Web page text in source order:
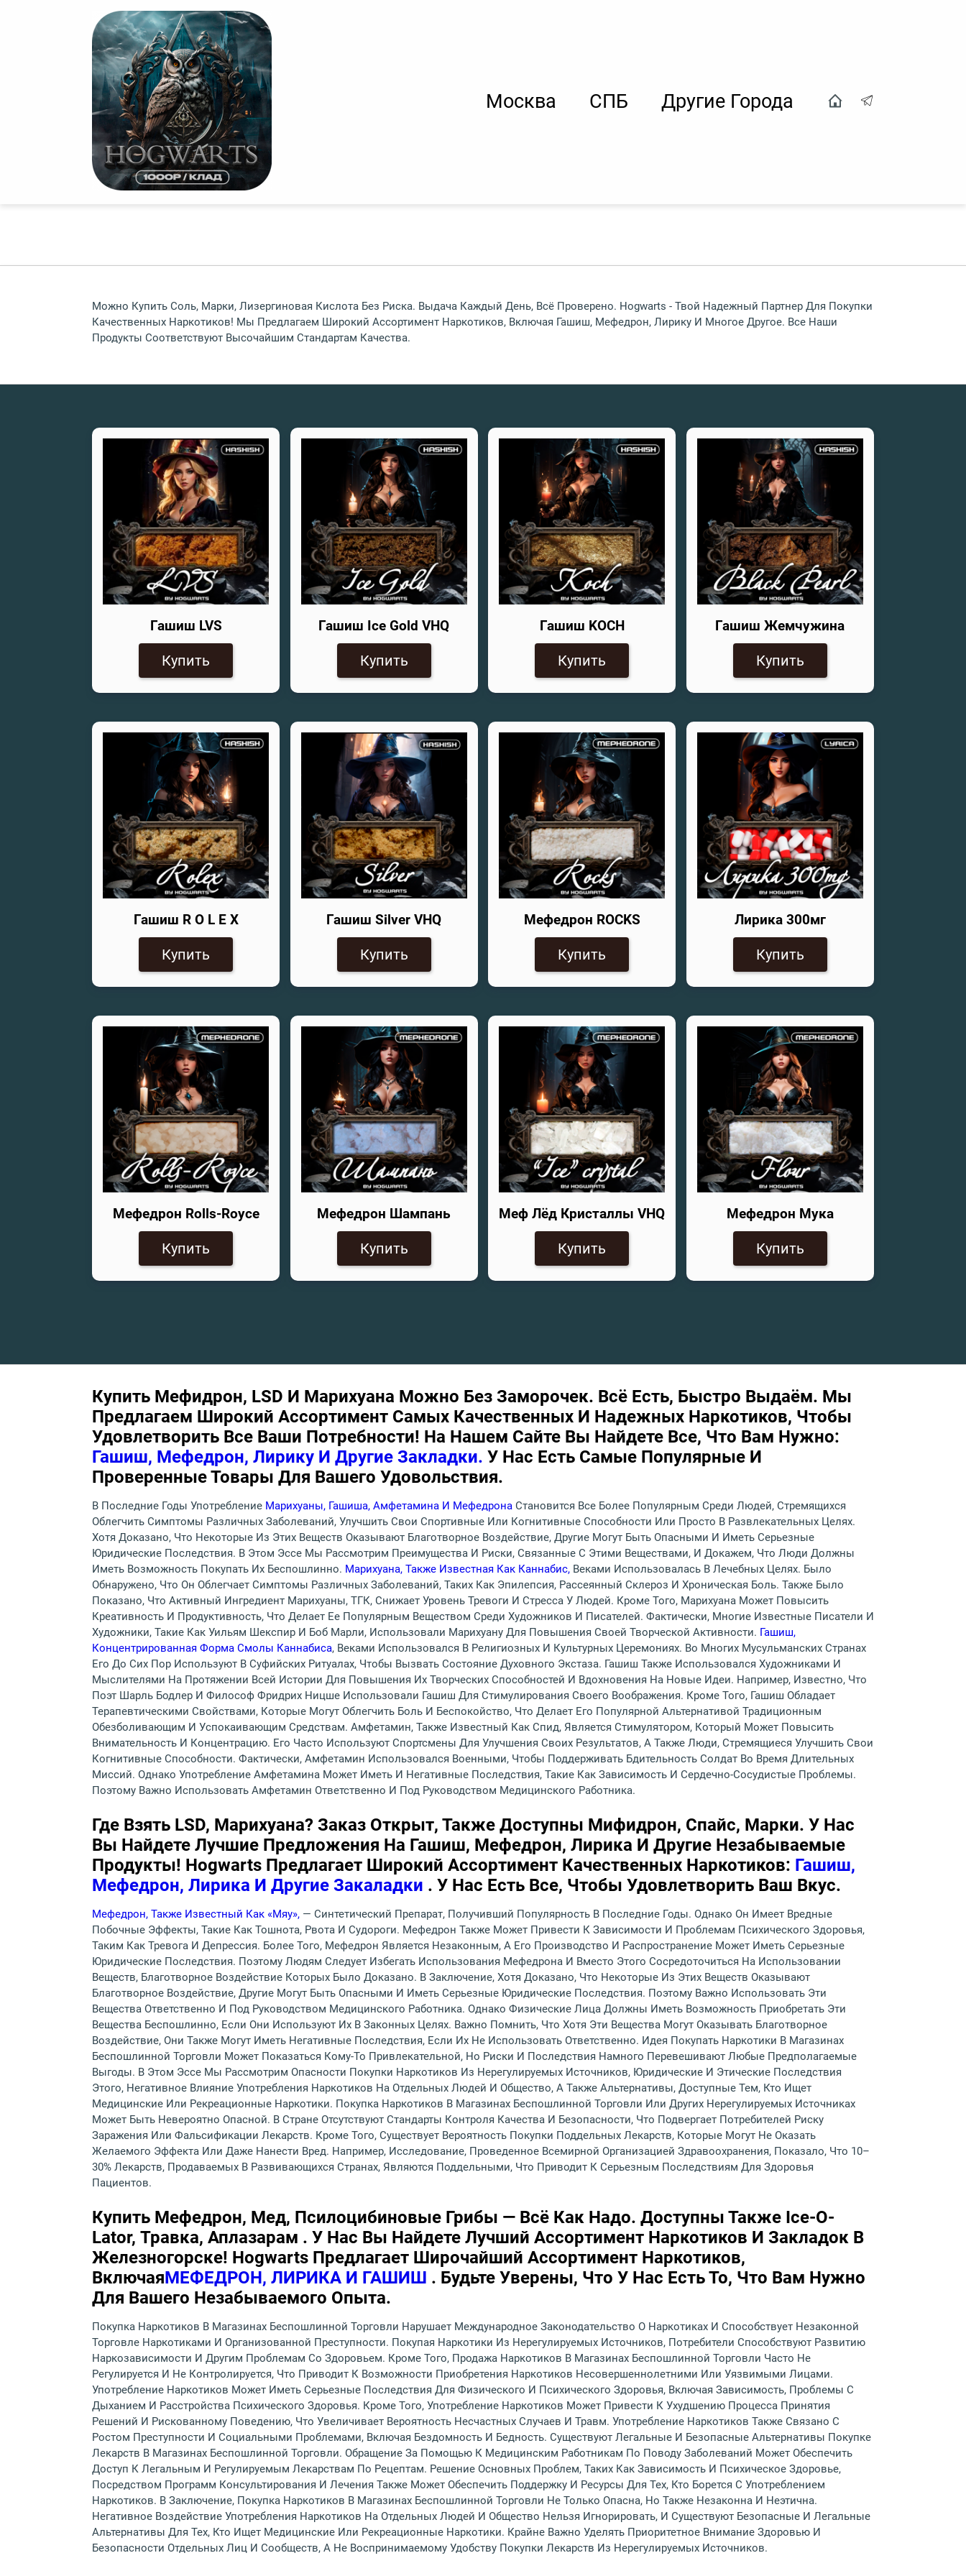
Москва СПБ Другие Города
Можно Купить Соль, Марки, Лизергиновая Кислота Без Риска. Выдача Каждый День, Всё Проверено. Hogwarts - Твой Надежный Партнер Для Покупки
Качественных Наркотиков! Мы Предлагаем Широкий Ассортимент Наркотиков, Включая Гашиш, Мефедрон, Лирику И Многое Другое. Все Наши
Продукты Соответствуют Высочайшим Стандартам Качества.
Гашиш LVS
Купить
Гашиш Ice Gold VHQ
Купить
Гашиш KOCH
Купить
Гашиш Жемчужина
Купить
Гашиш R O L E X
Купить
Гашиш Silver VHQ
Купить
Мефедрон ROCKS
Купить
Лирика 300мг
Купить
Мефедрон Rolls-Royce
Купить
Мефедрон Шампань
Купить
Меф Лёд Кристаллы VHQ
Купить
Мефедрон Мука
Купить
Купить Мефидрон, LSD И Марихуана Можно Без Заморочек. Всё Есть, Быстро Выдаём. Мы
Предлагаем Широкий Ассортимент Самых Качественных И Надежных Наркотиков, Чтобы
Удовлетворить Все Ваши Потребности! На Нашем Сайте Вы Найдете Все, Что Вам Нужно:
Гашиш, Мефедрон, Лирику И Другие Закладки. У Нас Есть Самые Популярные И
Проверенные Товары Для Вашего Удовольствия.
В Последние Годы Употребление Марихуаны, Гашиша, Амфетамина И Мефедрона Становится Все Более Популярным Среди Людей, Стремящихся
Облегчить Симптомы Различных Заболеваний, Улучшить Свои Спортивные Или Когнитивные Способности Или Просто В Развлекательных Целях.
Хотя Доказано, Что Некоторые Из Этих Веществ Оказывают Благотворное Воздействие, Другие Могут Быть Опасными И Иметь Серьезные
Юридические Последствия. В Этом Эссе Мы Рассмотрим Преимущества И Риски, Связанные С Этими Веществами, И Докажем, Что Люди Должны
Иметь Возможность Покупать Их Беспошлинно. Марихуана, Также Известная Как Каннабис, Веками Использовалась В Лечебных Целях. Было
Обнаружено, Что Он Облегчает Симптомы Различных Заболеваний, Таких Как Эпилепсия, Рассеянный Склероз И Хроническая Боль. Также Было
Показано, Что Активный Ингредиент Марихуаны, ТГК, Снижает Уровень Тревоги И Стресса У Людей. Кроме Того, Марихуана Может Повысить
Креативность И Продуктивность, Что Делает Ее Популярным Веществом Среди Художников И Писателей. Фактически, Многие Известные Писатели И
Художники, Такие Как Уильям Шекспир И Боб Марли, Использовали Марихуану Для Повышения Своей Творческой Активности. Гашиш,
Концентрированная Форма Смолы Каннабиса, Веками Использовался В Религиозных И Культурных Церемониях. Во Многих Мусульманских Странах
Его До Сих Пор Используют В Суфийских Ритуалах, Чтобы Вызвать Состояние Духовного Экстаза. Гашиш Также Использовался Художниками И
Мыслителями На Протяжении Всей Истории Для Повышения Их Творческих Способностей И Вдохновения На Новые Идеи. Например, Известно, Что
Поэт Шарль Бодлер И Философ Фридрих Ницше Использовали Гашиш Для Стимулирования Своего Воображения. Кроме Того, Гашиш Обладает
Терапевтическими Свойствами, Которые Могут Облегчить Боль И Беспокойство, Что Делает Его Популярной Альтернативой Традиционным
Обезболивающим И Успокаивающим Средствам. Амфетамин, Также Известный Как Спид, Является Стимулятором, Который Может Повысить
Внимательность И Концентрацию. Его Часто Используют Спортсмены Для Улучшения Своих Результатов, А Также Люди, Стремящиеся Улучшить Свои
Когнитивные Способности. Фактически, Амфетамин Использовался Военными, Чтобы Поддерживать Бдительность Солдат Во Время Длительных
Миссий. Однако Употребление Амфетамина Может Иметь И Негативные Последствия, Такие Как Зависимость И Сердечно-Сосудистые Проблемы.
Поэтому Важно Использовать Амфетамин Ответственно И Под Руководством Медицинского Работника.
Где Взять LSD, Марихуана? Заказ Открыт, Также Доступны Мифидрон, Спайс, Марки. У Нас
Вы Найдете Лучшие Предложения На Гашиш, Мефедрон, Лирика И Другие Незабываемые
Продукты! Hogwarts Предлагает Широкий Ассортимент Качественных Наркотиков: Гашиш,
Мефедрон, Лирика И Другие Закаладки . У Нас Есть Все, Чтобы Удовлетворить Ваш Вкус.
Мефедрон, Также Известный Как «мяу», — Синтетический Препарат, Получивший Популярность В Последние Годы. Однако Он Имеет Вредные
Побочные Эффекты, Такие Как Тошнота, Рвота И Судороги. Мефедрон Также Может Привести К Зависимости И Проблемам Психического Здоровья,
Таким Как Тревога И Депрессия. Более Того, Мефедрон Является Незаконным, А Его Производство И Распространение Может Иметь Серьезные
Юридические Последствия. Поэтому Людям Следует Избегать Использования Мефедрона И Вместо Этого Сосредоточиться На Использовании
Веществ, Благотворное Воздействие Которых Было Доказано. В Заключение, Хотя Доказано, Что Некоторые Из Этих Веществ Оказывают
Благотворное Воздействие, Другие Могут Быть Опасными И Иметь Серьезные Юридические Последствия. Поэтому Важно Использовать Эти
Вещества Ответственно И Под Руководством Медицинского Работника. Однако Физические Лица Должны Иметь Возможность Приобретать Эти
Вещества Беспошлинно, Если Они Используют Их В Законных Целях. Важно Помнить, Что Хотя Эти Вещества Могут Оказывать Благотворное
Воздействие, Они Также Могут Иметь Негативные Последствия, Если Их Не Использовать Ответственно. Идея Покупать Наркотики В Магазинах
Беспошлинной Торговли Может Показаться Кому-То Привлекательной, Но Риски И Последствия Намного Перевешивают Любые Предполагаемые
Выгоды. В Этом Эссе Мы Рассмотрим Опасности Покупки Наркотиков Из Нерегулируемых Источников, Юридические И Этические Последствия
Этого, Негативное Влияние Употребления Наркотиков На Отдельных Людей И Общество, А Также Альтернативы, Доступные Тем, Кто Ищет
Медицинские Или Рекреационные Наркотики. Покупка Наркотиков В Магазинах Беспошлинной Торговли Или Других Нерегулируемых Источниках
Может Быть Невероятно Опасной. В Стране Отсутствуют Стандарты Контроля Качества И Безопасности, Что Подвергает Потребителей Риску
Заражения Или Фальсификации Лекарств. Кроме Того, Существует Вероятность Покупки Поддельных Лекарств, Которые Могут Не Оказать
Желаемого Эффекта Или Даже Нанести Вред. Например, Исследование, Проведенное Всемирной Организацией Здравоохранения, Показало, Что 10–
30% Лекарств, Продаваемых В Развивающихся Странах, Являются Поддельными, Что Приводит К Серьезным Последствиям Для Здоровья
Пациентов.
Купить Мефедрон, Мед, Псилоцибиновые Грибы — Всё Как Надо. Доступны Также Ice-O-
Lator, Травка, Аплазарам . У Нас Вы Найдете Лучший Ассортимент Наркотиков И Закладок В
Железногорске! Hogwarts Предлагает Широчайший Ассортимент Наркотиков,
ВключаяМЕФЕДРОН, ЛИРИКА И ГАШИШ . Будьте Уверены, Что У Нас Есть То, Что Вам Нужно
Для Вашего Незабываемого Опыта.
Покупка Наркотиков В Магазинах Беспошлинной Торговли Нарушает Международное Законодательство О Наркотиках И Способствует Незаконной
Торговле Наркотиками И Организованной Преступности. Покупая Наркотики Из Нерегулируемых Источников, Потребители Способствуют Развитию
Наркозависимости И Другим Проблемам Со Здоровьем. Кроме Того, Продажа Наркотиков В Магазинах Беспошлинной Торговли Часто Не
Регулируется И Не Контролируется, Что Приводит К Возможности Приобретения Наркотиков Несовершеннолетними Или Уязвимыми Лицами.
Употребление Наркотиков Может Иметь Серьезные Последствия Для Физического И Психического Здоровья, Включая Зависимость, Проблемы С
Дыханием И Расстройства Психического Здоровья. Кроме Того, Употребление Наркотиков Может Привести К Ухудшению Процесса Принятия
Решений И Рискованному Поведению, Что Увеличивает Вероятность Несчастных Случаев И Травм. Употребление Наркотиков Также Связано С
Ростом Преступности И Социальными Проблемами, Включая Бездомность И Бедность. Существуют Легальные И Безопасные Альтернативы Покупке
Лекарств В Магазинах Беспошлинной Торговли. Обращение За Помощью К Медицинским Работникам По Поводу Заболеваний Может Обеспечить
Доступ К Легальным И Регулируемым Лекарствам По Рецептам. Решение Основных Проблем, Таких Как Зависимость И Психическое Здоровье,
Посредством Программ Консультирования И Лечения Также Может Обеспечить Поддержку И Ресурсы Для Тех, Кто Борется С Употреблением
Наркотиков. В Заключение, Покупка Наркотиков В Магазинах Беспошлинной Торговли Не Только Опасна, Но Также Незаконна И Неэтична.
Негативное Воздействие Употребления Наркотиков На Отдельных Людей И Общество Нельзя Игнорировать, И Существуют Безопасные И Легальные
Альтернативы Для Тех, Кто Ищет Медицинские Или Рекреационные Наркотики. Крайне Важно Уделять Приоритетное Внимание Здоровью И
Безопасности Отдельных Лиц И Сообществ, А Не Воспринимаемому Удобству Покупки Лекарств Из Нерегулируемых Источников.